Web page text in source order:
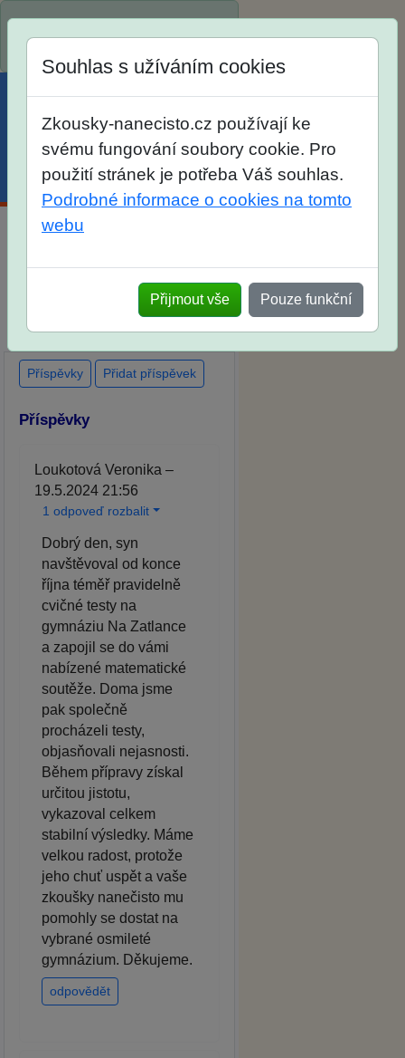
Menu Účet Košík
po skutečných přijímacích
zkouškách
Souhlas s užíváním cookies
Zkousky-nanecisto.cz používají ke
svému fungování soubory cookie. Pro
použití stránek je potřeba Váš souhlas.
Podrobné informace o cookies na tomto
webu
Přijmout vše Pouze funkční
Příspěvky Přidat příspěvek
Příspěvky
Loukotová Veronika –
19.5.2024 21:56
1 odpoveď rozbalit
Dobrý den, syn
navštěvoval od konce
října téměř pravidelně
cvičné testy na
gymnáziu Na Zatlance
a zapojil se do vámi
nabízené matematické
soutěže. Doma jsme
pak společně
procházeli testy,
objasňovali nejasnosti.
Během přípravy získal
určitou jistotu,
vykazoval celkem
stabilní výsledky. Máme
velkou radost, protože
jeho chuť uspět a vaše
zkoušky nanečisto mu
pomohly se dostat na
vybrané osmileté
gymnázium. Děkujeme.
odpovědět